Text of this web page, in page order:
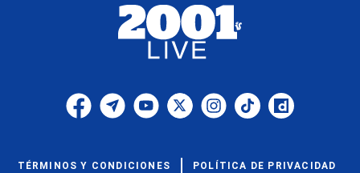
TÉRMINOS Y CONDICIONES POLÍTICA DE PRIVACIDAD